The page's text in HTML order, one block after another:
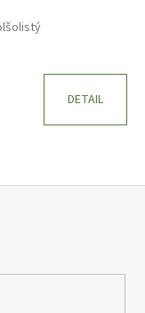
DETAIL